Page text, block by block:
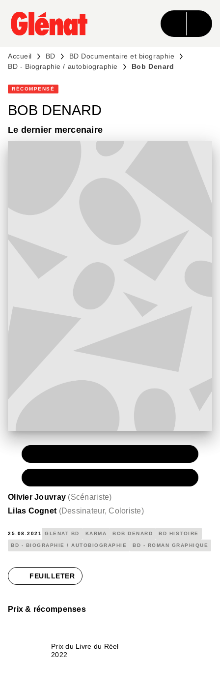
MENU RECHERCHE CONTENU
PIED DE PAGE
Accueil BD
BD Documentaire et biographie
BD - Biographie / autobiographie
Bob Denard
RÉCOMPENSÉ
BOB DENARD
Le dernier mercenaire
Olivier Jouvray (Scénariste)
Lilas Cognet (Dessinateur, Coloriste)
25.08.2021 GLÉNAT BD KARMA BOB DENARD BD HISTOIRE
BD - BIOGRAPHIE / AUTOBIOGRAPHIE BD - ROMAN GRAPHIQUE
FEUILLETER
Prix & récompenses
Prix du Livre du Réel
2022